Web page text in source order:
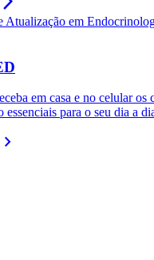
em casa e no celular os
essenciais para o seu dia a
chevron_right